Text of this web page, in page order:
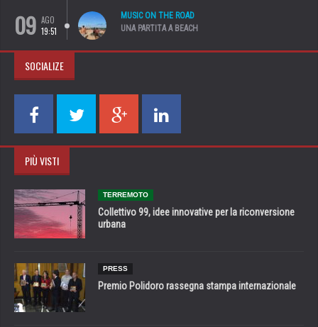
09 AGO
19:51
MUSIC ON THE ROAD
UNA PARTITA A BEACH
SOCIALIZE
PIÙ VISTI
TERREMOTO
Collettivo 99, idee innovative per la riconversione
urbana
PRESS
Premio Polidoro rassegna stampa internazionale